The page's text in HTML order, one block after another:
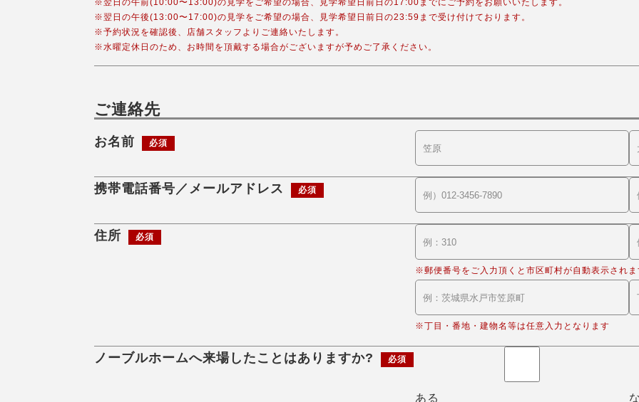
※翌日の午前(10:00〜13:00)の見学をご希望の場合、見学希望日前日の17:00までにご予約をお願いいたします。
※翌日の午後(13:00〜17:00)の見学をご希望の場合、見学希望日前日の23:59まで受け付けております。
※予約状況を確認後、店舗スタッフよりご連絡いたします。
※水曜定休日のため、お時間を頂戴する場合がございますが予めご了承ください。
ご連絡先
お名前 必須
携帯電話番号／メールアドレス 必須
住所 必須
※郵便番号をご入力頂くと市区町村が自動表示されま
※丁目・番地・建物名等は任意入力となります
ノーブルホームへ来場したことはありますか? 必須
ある